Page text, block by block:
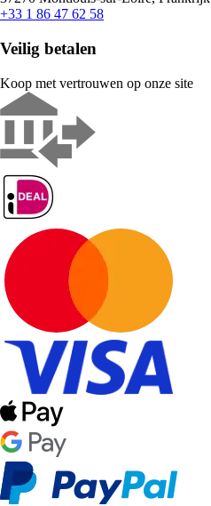
+33 1 86 47 62 58
Veilig betalen
Koop met vertrouwen op onze site